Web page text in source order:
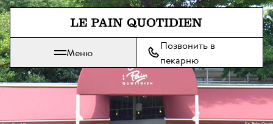
Перейти прямо к основному
Le Pain Quotidien означает Ежедневный Хлеб
Меню
Позвонить в
пекарню